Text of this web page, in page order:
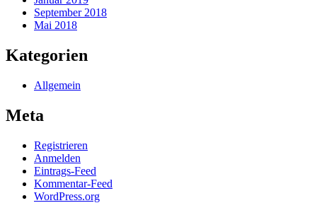
September 2018
Mai 2018
Kategorien
Allgemein
Meta
Registrieren
Anmelden
Eintrags-Feed
Kommentar-Feed
WordPress.org